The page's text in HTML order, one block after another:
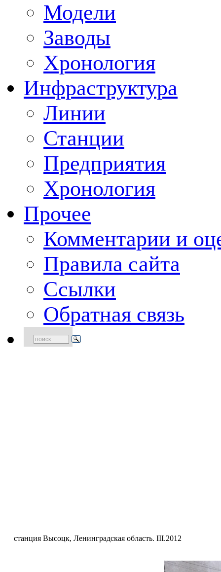
Модели
Заводы
Хронология
Инфраструктура
Линии
Станции
Предприятия
Хронология
Прочее
Комментарии и
Правила сайта
Ссылки
Обратная связь
станция Высоцк, Ленинградская область. III.2012